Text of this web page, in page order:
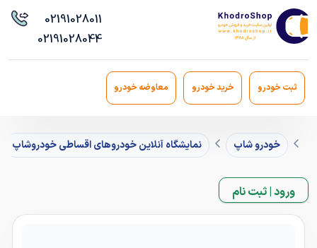
02191028011
02191028044
ثبت خودرو خرید خودرو معاوضه خودرو
خودرو شاپ نمایشگاه آنلاین خودروهای اقساطی خودروشاپ
ورود | ثبت نام